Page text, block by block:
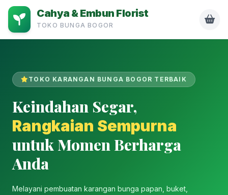
Cahya & Embun Florist
TOKO BUNGA BOGOR
TOKO KARANGAN BUNGA BOGOR TERBAIK
Keindahan Segar,
Rangkaian Sempurna
untuk Momen Berharga
Anda
Melayani pembuatan karangan bunga papan, buket,